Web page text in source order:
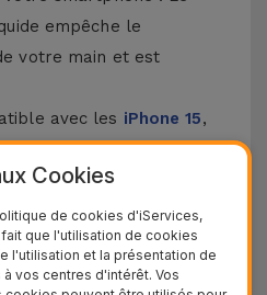
empêche le
votre main et est
avec les iPhone 15,
ainsi qu'avec le modèle le
l'iPhone 16et
avec coques en
Cookies
de cookies d'iServices,
que l'utilisation de cookies
l'utilisation et la présentation de
vos centres d'intérêt. Vos